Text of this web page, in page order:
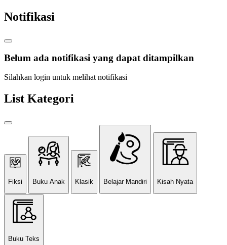
Notifikasi
Belum ada notifikasi yang dapat ditampilkan
Silahkan login untuk melihat notifikasi
List Kategori
Fiksi Buku Anak Klasik Belajar Mandiri Kisah Nyata
Buku Teks